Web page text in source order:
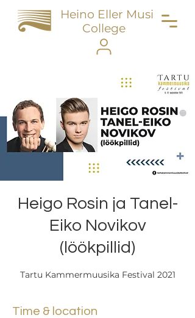
Heino Eller Music
College
Heigo Rosin ja Tanel-
Eiko Novikov
(löökpillid)
Tartu Kammermuusika Festival 2021
Time & location